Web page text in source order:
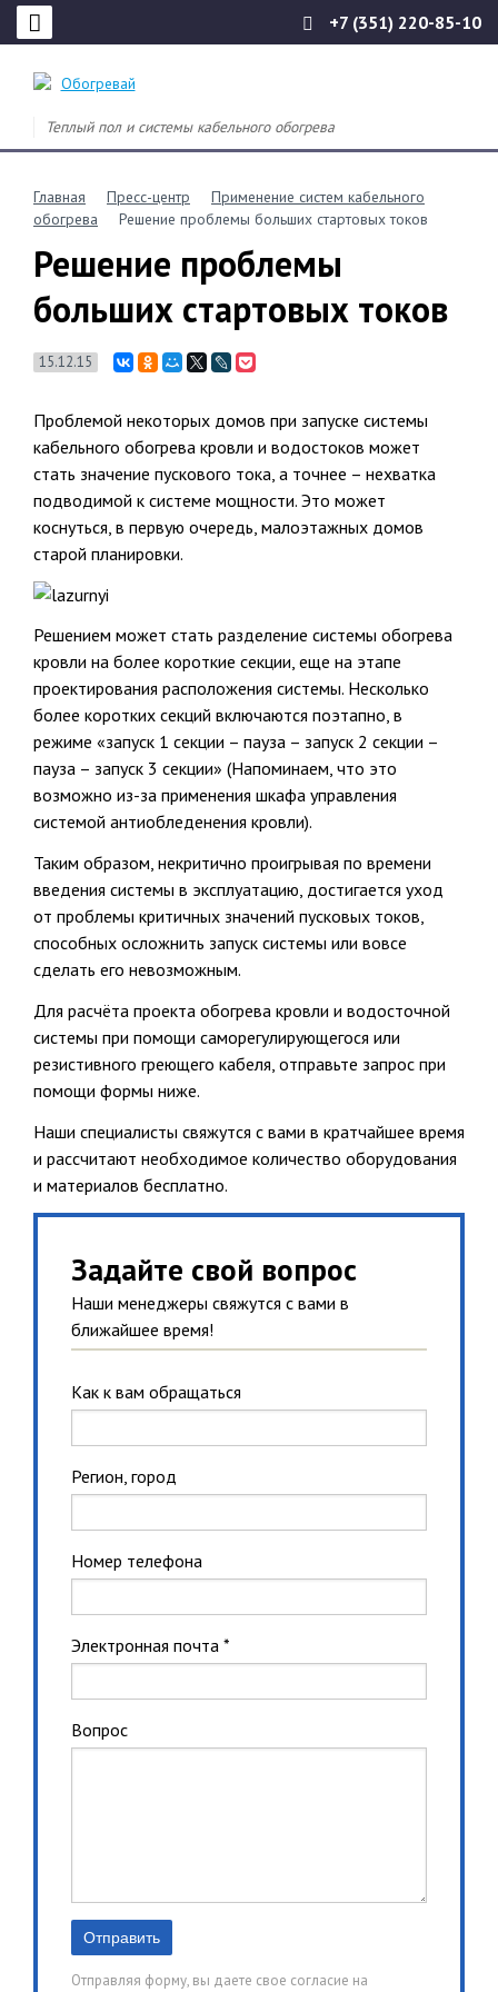
+7 (351) 220-85-10
Теплый пол и системы кабельного обогрева
Главная Пресс-центр
Применение систем кабельного
обогрева
Решение проблемы больших стартовых токов
Решение проблемы
больших стартовых токов
15.12.15
Проблемой некоторых домов при запуске системы
кабельного обогрева кровли и водостоков может
стать значение пускового тока, а точнее – нехватка
подводимой к системе мощности. Это может
коснуться, в первую очередь, малоэтажных домов
старой планировки.
Решением может стать разделение системы обогрева
кровли на более короткие секции, еще на этапе
проектирования расположения системы. Несколько
более коротких секций включаются поэтапно, в
режиме «запуск 1 секции – пауза – запуск 2 секции –
пауза – запуск 3 секции» (Напоминаем, что это
возможно из-за применения шкафа управления
системой антиобледенения кровли).
Таким образом, некритично проигрывая по времени
введения системы в эксплуатацию, достигается уход
от проблемы критичных значений пусковых токов,
способных осложнить запуск системы или вовсе
сделать его невозможным.
Для расчёта проекта обогрева кровли и водосточной
системы при помощи саморегулирующегося или
резистивного греющего кабеля, отправьте запрос при
помощи формы ниже.
Наши специалисты свяжутся с вами в кратчайшее время
и рассчитают необходимое количество оборудования
и материалов бесплатно.
Задайте свой вопрос
Наши менеджеры свяжутся с вами в
ближайшее время!
Как к вам обращаться
Регион, город
Номер телефона
Электронная почта *
Вопрос
Отправляя форму, вы даете свое согласие на